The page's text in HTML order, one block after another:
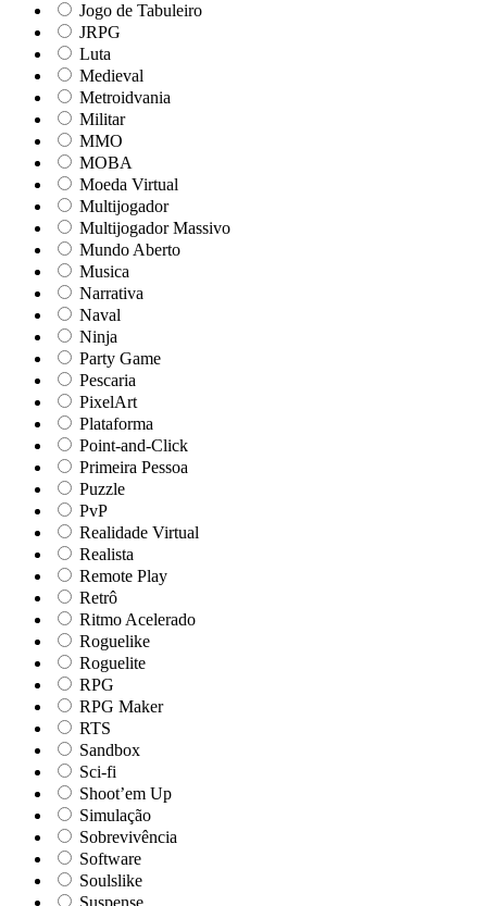
Jogo de Tabuleiro
JRPG
Luta
Medieval
Metroidvania
Militar
MMO
MOBA
Moeda Virtual
Multijogador
Multijogador Massivo
Mundo Aberto
Musica
Narrativa
Naval
Ninja
Party Game
Pescaria
PixelArt
Plataforma
Point-and-Click
Primeira Pessoa
Puzzle
PvP
Realidade Virtual
Realista
Remote Play
Retrô
Ritmo Acelerado
Roguelike
Roguelite
RPG
RPG Maker
RTS
Sandbox
Sci-fi
Shoot’em Up
Simulação
Sobrevivência
Software
Soulslike